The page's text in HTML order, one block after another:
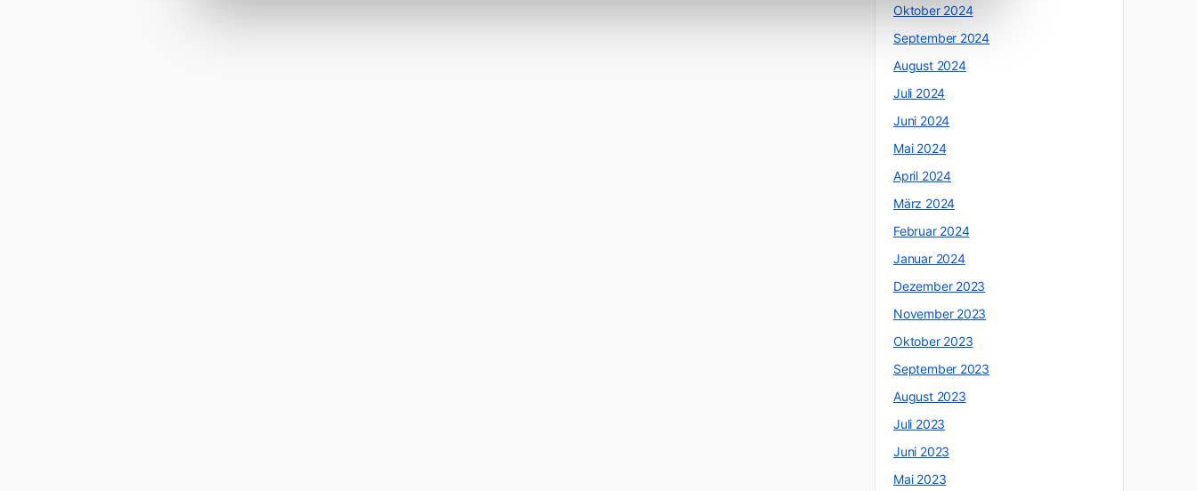
Oktober 2024
September 2024
August 2024
Juli 2024
Juni 2024
Mai 2024
April 2024
März 2024
Februar 2024
Januar 2024
Dezember 2023
November 2023
Oktober 2023
September 2023
August 2023
Juli 2023
Juni 2023
Mai 2023